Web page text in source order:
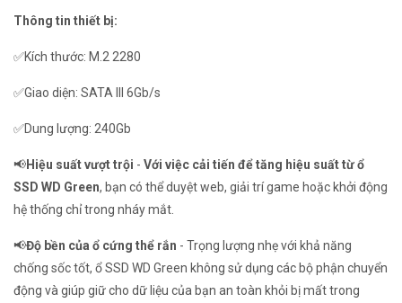
Thông tin thiết bị:
✅Kích thước: M.2 2280
✅Giao diện: SATA III 6Gb/s
✅Dung lượng: 240Gb
📢Hiệu suất vượt trội - Với việc cải tiến để tăng hiệu suất từ ổ
SSD WD Green, bạn có thể duyệt web, giải trí game hoặc khởi động
hệ thống chỉ trong nháy mắt.
📢Độ bền của ổ cứng thể rắn - Trọng lượng nhẹ với khả năng
chống sốc tốt, ổ SSD WD Green không sử dụng các bộ phận chuyển
động và giúp giữ cho dữ liệu của bạn an toàn khỏi bị mất trong